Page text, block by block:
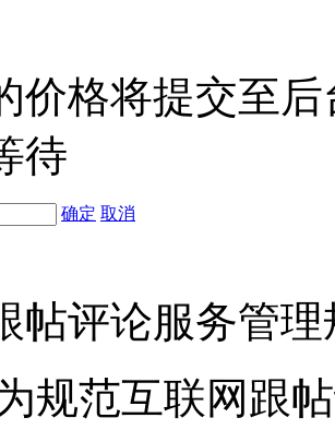
价格将提交至
待
确定 取消
帖评论服务管理
规范互联网跟